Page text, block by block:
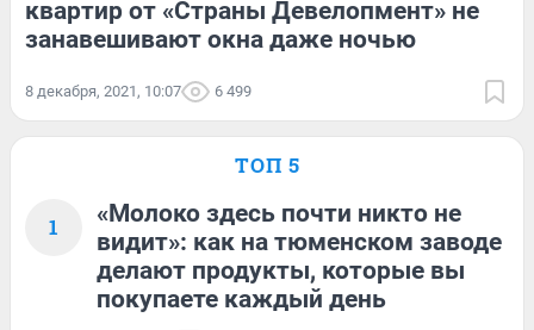
квартир от «Страны Девелопмент» не
занавешивают окна даже ночью
8 декабря, 2021, 10:07 6 499
ТОП 5
1
«Молоко здесь почти никто не
видит»: как на тюменском заводе
делают продукты, которые вы
покупаете каждый день